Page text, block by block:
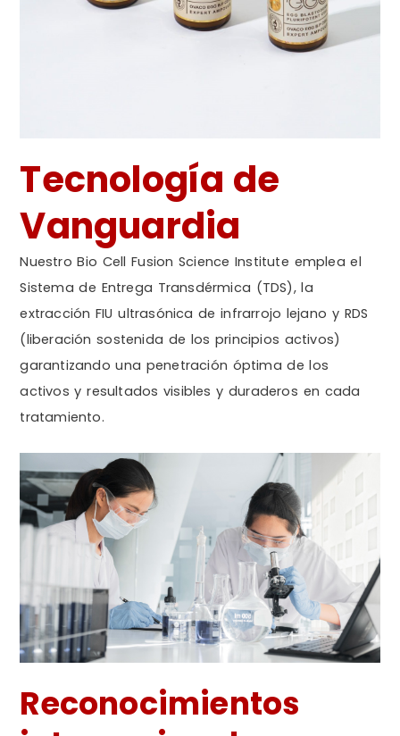
Tecnología de
Vanguardia
Nuestro Bio Cell Fusion Science Institute emplea el
Sistema de Entrega Transdérmica (TDS), la
extracción FIU ultrasónica de infrarrojo lejano y RDS
(liberación sostenida de los principios activos)
garantizando una penetración óptima de los
activos y resultados visibles y duraderos en cada
tratamiento.
Reconocimientos